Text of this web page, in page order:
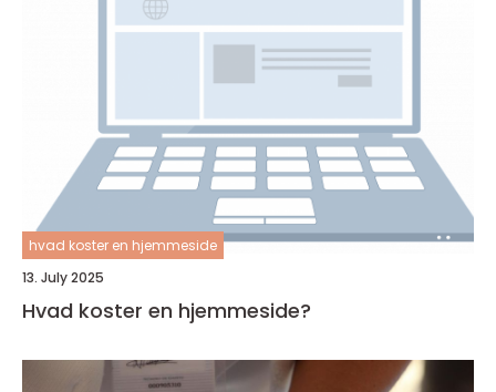
hvad koster en hjemmeside
13. July 2025
Hvad koster en hjemmeside?